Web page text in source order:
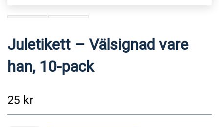
Juletikett – Välsignad vare
han, 10-pack
25 kr